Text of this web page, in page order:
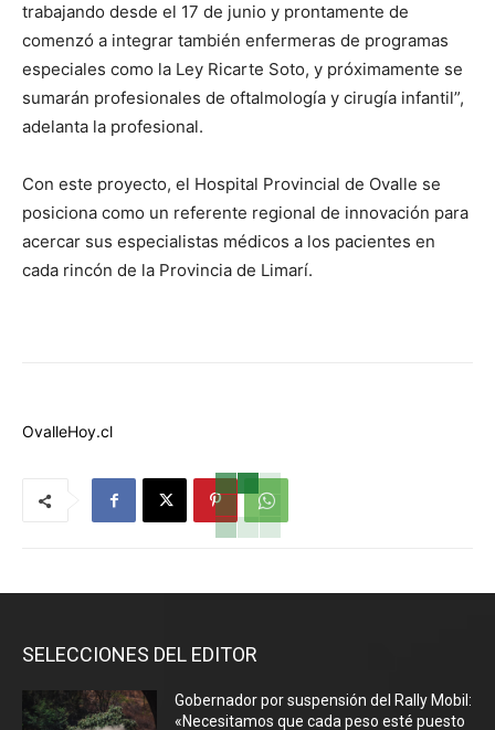
trabajando desde el 17 de junio y prontamente de
comenzó a integrar también enfermeras de programas
especiales como la Ley Ricarte Soto, y próximamente se
sumarán profesionales de oftalmología y cirugía infantil”,
adelanta la profesional.
Con este proyecto, el Hospital Provincial de Ovalle se
posiciona como un referente regional de innovación para
acercar sus especialistas médicos a los pacientes en
cada rincón de la Provincia de Limarí.
OvalleHoy.cl
SELECCIONES DEL EDITOR
Gobernador por suspensión del Rally Mobil:
«Necesitamos que cada peso esté puesto